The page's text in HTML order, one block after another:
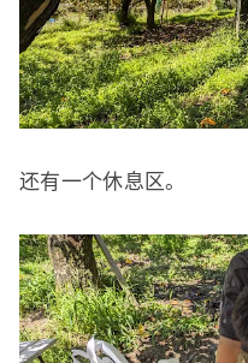
还有一个休息区。